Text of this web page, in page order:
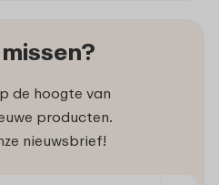
de hoogte van
producten.
nieuwsbrief!